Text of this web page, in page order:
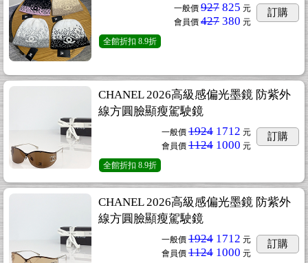
一般價 927 825 元
會員價 427 380 元
訂購
全館折扣 8.9折
CHANEL 2026高級感偏光墨鏡 防紫外
線方圓臉顯瘦駕駛鏡
一般價 1924 1712 元
會員價 1124 1000 元
訂購
全館折扣 8.9折
CHANEL 2026高級感偏光墨鏡 防紫外
線方圓臉顯瘦駕駛鏡
一般價 1924 1712 元
會員價 1124 1000 元
訂購